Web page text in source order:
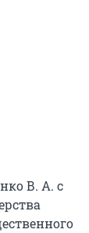
В. А. с